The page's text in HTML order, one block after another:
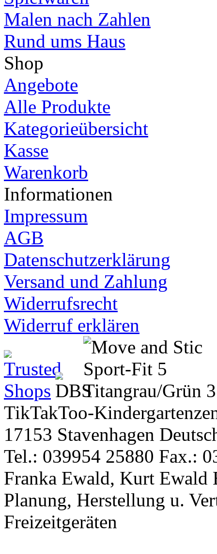
Malen nach Zahlen
Rund ums Haus
Shop
Angebote
Alle Produkte
Kategorieübersicht
Kasse
Warenkorb
Informationen
Impressum
AGB
Datenschutzerklärung
Versand und Zahlung
Widerrufsrecht
Widerruf erklären
TikTakToo-
17153 Stavenhagen
Tel.: 039954 25880 Fax.:
Franka Ewald, Kurt Ewald
Planung, Herstellung u.
Freizeitgeräten